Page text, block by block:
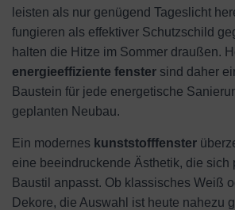
leisten als nur genügend Tageslicht
fungieren als effektiver Schutzschild
halten die Hitze im Sommer draußen.
energieeffiziente fenster sind daher
Baustein für jede energetische
geplanten Neubau.
Ein modernes kunststofffenster
eine beeindruckende Ästhetik, die sich
Baustil anpasst. Ob klassisches Weiß
Dekore, die Auswahl ist heute nahezu